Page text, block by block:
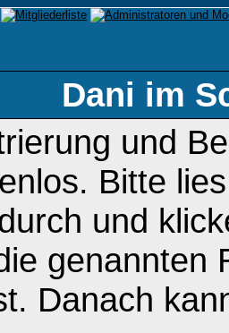
Dani im
und
Bitte
und
genannten
Danach